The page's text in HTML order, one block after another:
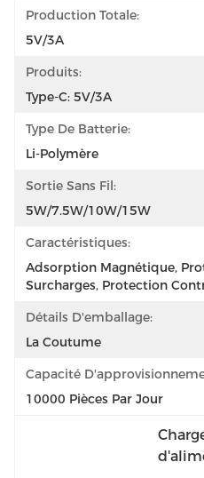
Production Totale:
5V/3A
Produits:
Type-C: 5V/3A
Type De Batterie:
Li-Polymère
Sortie Sans Fil:
5W/7.5W/10W/15W
Caractéristiques:
Adsorption Magnétique,
Surcharges, Protection
Détails D'emballage:
La Coutume
Capacité
10000 Pièces Par Jour